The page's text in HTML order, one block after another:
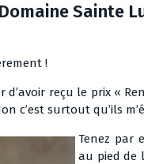
Sainte
!
d’avoir reçu le prix «
c’est surtout qu’ils
Tenez par
au pied de